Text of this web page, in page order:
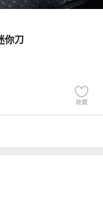
你刀
收藏